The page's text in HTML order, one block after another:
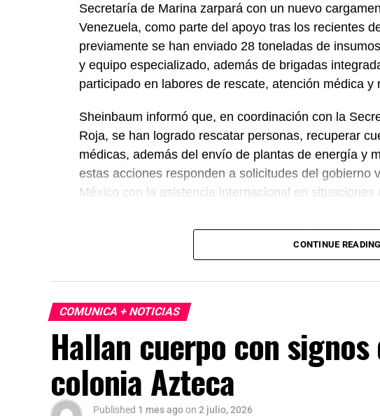
Secretaría de Marina zarpará con un nuevo
Venezuela, como parte del apoyo tras los recientes
previamente se han enviado 28 toneladas de
y equipo especializado, además de brigadas
participado en labores de rescate, atención médica y
Sheinbaum informó que, en coordinación con la
Roja, se han logrado rescatar personas, recuperar
médicas, además del envío de plantas de energía y
estas acciones responden a solicitudes del gobierno
México con la asistencia internacional en situaciones
México, Estados Unidos y Canadá (T-MEC) se
certidumbre a inversionistas, pese a los procesos de
presidenta afirmó que el peso mexicano se
país es seguro para visitantes, tras los recientes
celebraciones en la capital.
CONTINUE READING
COMUNICA + NOTICIAS
Hallan cuerpo con
colonia Azteca
Published 1 mes agoon 2 julio, 2026